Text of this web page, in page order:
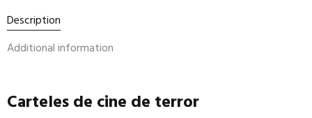
Description
Additional information
Carteles de cine de terror